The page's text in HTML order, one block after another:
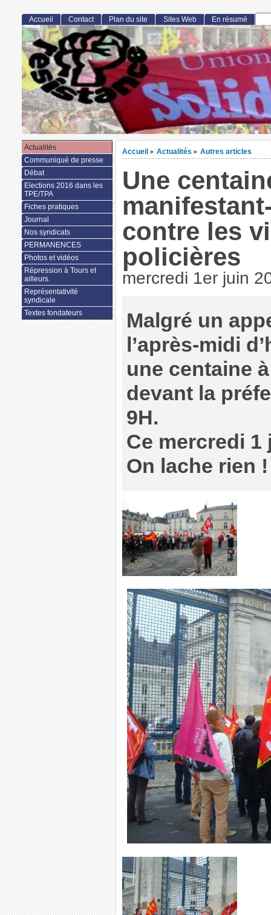
Accueil > Actualités > Autres articles
Une
contre les
policières
mercredi 1er juin
Malgré un
l’après-midi
une centaine
devant la
9H.
Ce mercredi 1
On lache rien !
Accueil Contact Plan du site Sites Web En résumé
Actualités
Communiqué de presse
Débat
Elections 2016 dans les
TPE/TPA
Fiches pratiques
Journal
Nos syndicats
PERMANENCES
Photos et vidéos
Répression à Tours et
ailleurs.
Représentativité
syndicale
Textes fondateurs